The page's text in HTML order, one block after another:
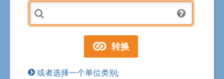
或者选择一个单位类别;